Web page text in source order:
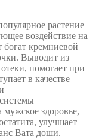
растение
воздействие на
кремниевой
Выводит из
помогает при
в качестве
здоровье,
улучшает
Вата доши.